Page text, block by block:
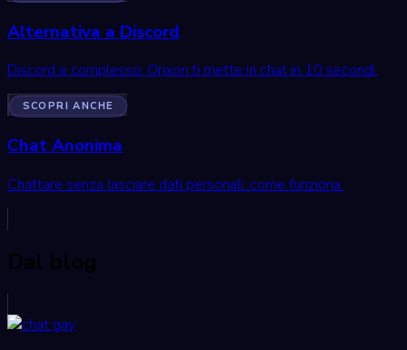
Alternativa a Discord
Discord e complesso: Orixon ti mette in chat in 10 secondi.
SCOPRI ANCHE
Chat Anonima
Chattare senza lasciare dati personali: come funziona.
Dal blog